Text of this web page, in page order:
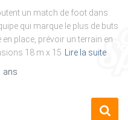
un match de foot dans
qui marque le plus de buts
place, prévoir un terrain en
18 m x 15
Lire la suite
ans